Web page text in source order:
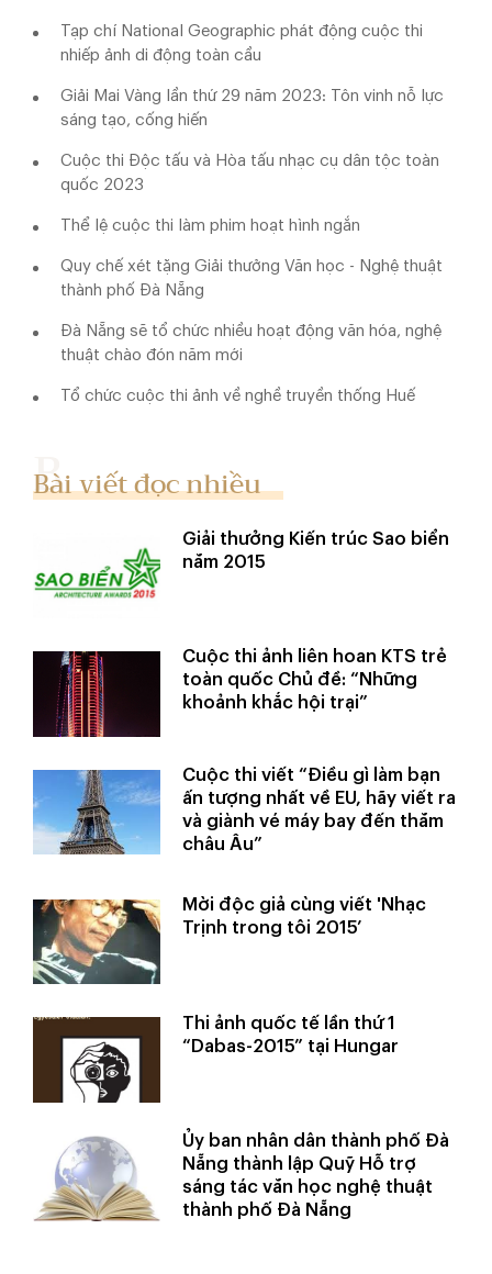
Tạp chí National Geographic phát động cuộc thi
nhiếp ảnh di động toàn cầu
Giải Mai Vàng lần thứ 29 năm 2023: Tôn vinh nỗ lực
sáng tạo, cống hiến
Cuộc thi Độc tấu và Hòa tấu nhạc cụ dân tộc toàn
quốc 2023
Thể lệ cuộc thi làm phim hoạt hình ngắn
Quy chế xét tặng Giải thưởng Văn học - Nghệ thuật
thành phố Đà Nẵng
Đà Nẵng sẽ tổ chức nhiều hoạt động văn hóa, nghệ
thuật chào đón năm mới
Tổ chức cuộc thi ảnh về nghề truyền thống Huế
Bài viết đọc nhiều
Giải thưởng Kiến trúc Sao biển
năm 2015
Cuộc thi ảnh liên hoan KTS trẻ
toàn quốc Chủ đề: “Những
khoảnh khắc hội trại”
Cuộc thi viết “Điều gì làm bạn
ấn tượng nhất về EU, hãy viết ra
và giành vé máy bay đến thăm
châu Âu”
Mời độc giả cùng viết 'Nhạc
Trịnh trong tôi 2015’
Thi ảnh quốc tế lần thứ 1
“Dabas-2015” tại Hungar
Ủy ban nhân dân thành phố Đà
Nẵng thành lập Quỹ Hỗ trợ
sáng tác văn học nghệ thuật
thành phố Đà Nẵng